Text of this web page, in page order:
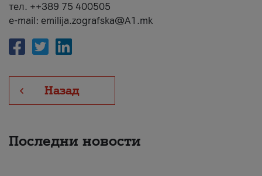
тел. ++389 75 400505
e-mail: emilija.zografska@A1.mk
Назад
Последни новости